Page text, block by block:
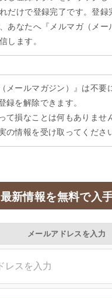
だけで登録完了です。登録
あなたへ『メルマガ（メー
します。
メールマガジン）』は不要
録を解除できます。
て損なことは何もありませ
の情報を受け取ってくださ
新情報を無料で入
メールアドレスを入力